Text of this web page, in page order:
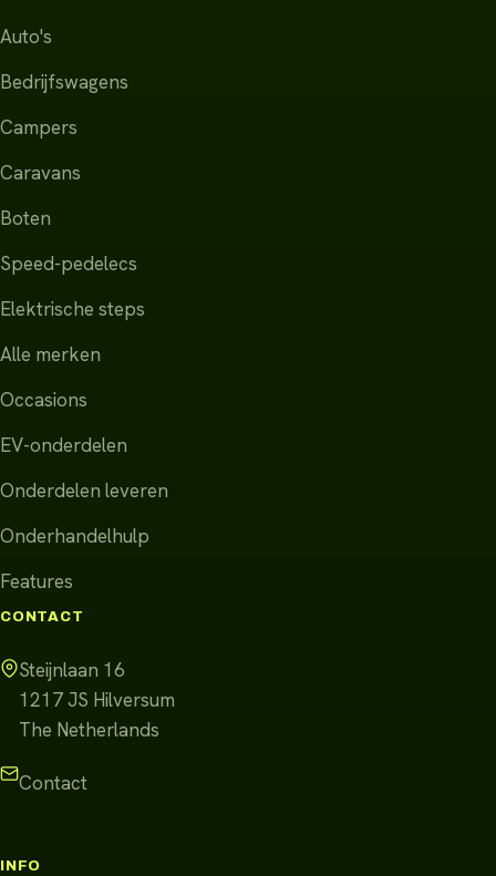
Auto's
Bedrijfswagens
Campers
Caravans
Boten
Speed-pedelecs
Elektrische steps
Alle merken
Occasions
EV-onderdelen
Onderdelen leveren
Onderhandelhulp
Features
CONTACT
Steijnlaan 16
1217 JS Hilversum
The Netherlands
Contact
INFO